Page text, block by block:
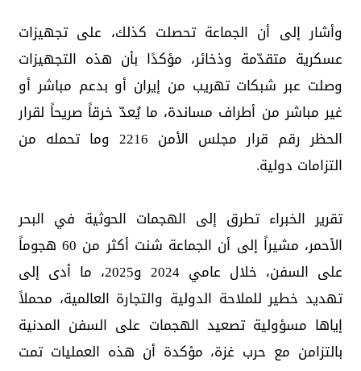
وأشار إلى أن الجماعة تحصلت كذلك، على تجهيزات
عسكرية متقدّمة وذخائر، مؤكدًا بأن هذه التجهيزات
وصلت عبر شبكات تهريب من إيران أو بدعم مباشر أو
غير مباشر من أطراف مساندة، ما يُعدّ خرقاً صريحاً لقرار
الحظر رقم قرار مجلس الأمن 2216 وما تحمله من
التزامات دولية.
تقرير الخبراء تطرق إلى الهجمات الحوثية في البحر
الأحمر، مشيراً إلى أن الجماعة شنت أكثر من 60 هجوماً
على السفن، خلال عامي 2024 و2025، ما أدى إلى
تهديد خطير للملاحة الدولية والتجارة العالمية، محملاً
إياها مسؤولية تصعيد الهجمات على السفن المدنية
بالتزامن مع حرب غزة، مؤكدة أن هذه العمليات تمت